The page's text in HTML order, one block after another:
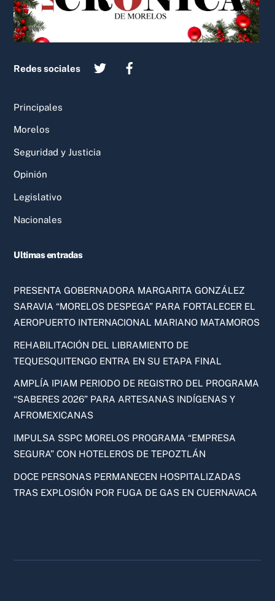
Redes sociales
Principales
Morelos
Seguridad y Justicia
Opinión
Legislativo
Nacionales
Ultimas entradas
PRESENTA GOBERNADORA MARGARITA GONZÁLEZ
SARAVIA “MORELOS DESPEGA” PARA FORTALECER EL
AEROPUERTO INTERNACIONAL MARIANO MATAMOROS
REHABILITACIÓN DEL LIBRAMIENTO DE
TEQUESQUITENGO ENTRA EN SU ETAPA FINAL
AMPLÍA IPIAM PERIODO DE REGISTRO DEL PROGRAMA
“SABERES 2026” PARA ARTESANAS INDÍGENAS Y
AFROMEXICANAS
IMPULSA SSPC MORELOS PROGRAMA “EMPRESA
SEGURA” CON HOTELEROS DE TEPOZTLÁN
DOCE PERSONAS PERMANECEN HOSPITALIZADAS
TRAS EXPLOSIÓN POR FUGA DE GAS EN CUERNAVACA